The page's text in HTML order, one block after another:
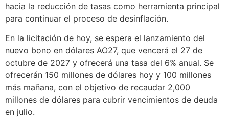
hacia la reducción de tasas como herramienta principal
para continuar el proceso de desinflación.
En la licitación de hoy, se espera el lanzamiento del
nuevo bono en dólares AO27, que vencerá el 27 de
octubre de 2027 y ofrecerá una tasa del 6% anual. Se
ofrecerán 150 millones de dólares hoy y 100 millones
más mañana, con el objetivo de recaudar 2,000
millones de dólares para cubrir vencimientos de deuda
en julio.